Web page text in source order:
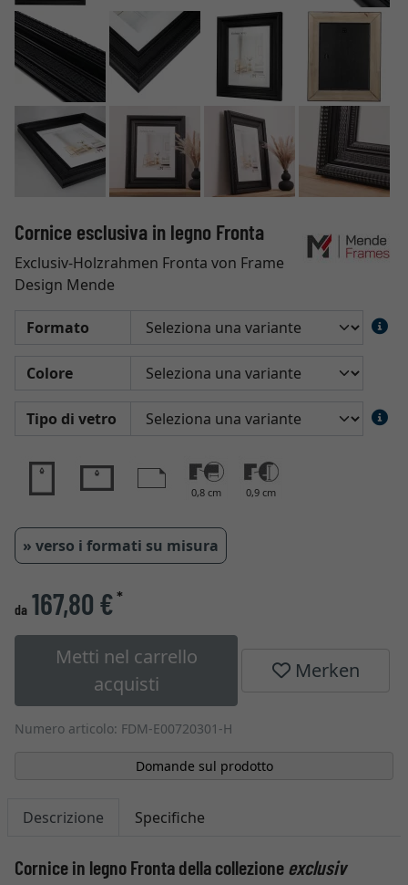
Cornice esclusiva in legno Fronta
Exclusiv-Holzrahmen Fronta von Frame
Design Mende
Formato
Colore
Tipo di vetro
0,8 cm 0,9 cm
» verso i formati su misura
da 167,80 €*
Metti nel carrello
acquisti
Merken
Numero articolo: FDM-E00720301-H
Domande sul prodotto
Descrizione Specifiche
Cornice in legno Fronta della collezioneexclusiv